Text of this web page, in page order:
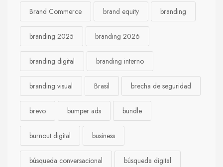
Brand Commerce brand equity branding
branding 2025 branding 2026
branding digital branding interno
branding visual Brasil brecha de seguridad
brevo bumper ads bundle
burnout digital business
búsqueda conversacional búsqueda digital